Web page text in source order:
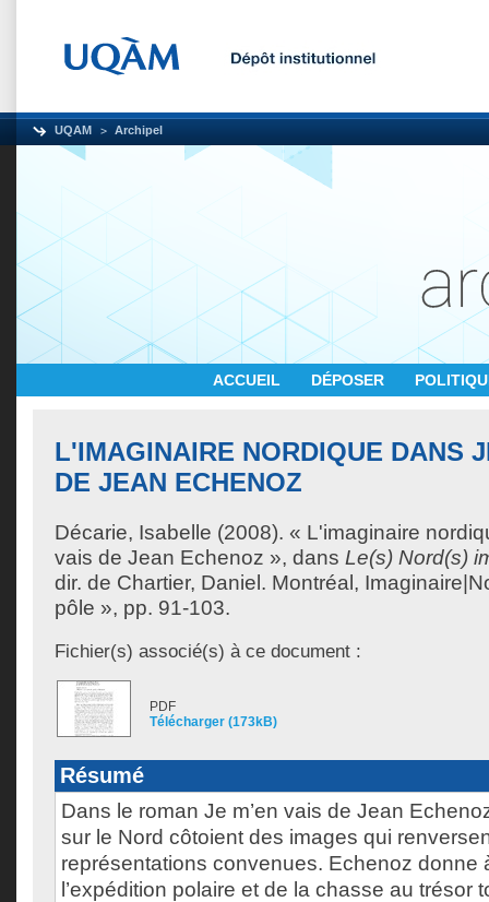
UQAM Archipel
ACCUEIL DÉPOSER
L'IMAGINAIRE NORDIQUE DANS
DE JEAN ECHENOZ
Décarie, Isabelle (2008). « L'imaginaire
vais de Jean Echenoz », dans Le(s) Nord(s)
dir. de Chartier, Daniel . Montréal,
pôle », pp. 91-103.
Fichier(s) associé(s) à ce document :
PDF
Télécharger (173kB)
Résumé
Dans le roman Je m’en vais de Jean
sur le Nord côtoient des images qui
représentations convenues. Echenoz donne
l’expédition polaire et de la chasse au trésor